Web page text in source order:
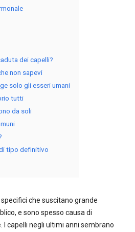
dei capelli?
non sapevi
solo gli esseri umani
tutti
da soli
tipo definitivo
che suscitano grande
e sono spesso causa di
capelli negli ultimi anni sembrano